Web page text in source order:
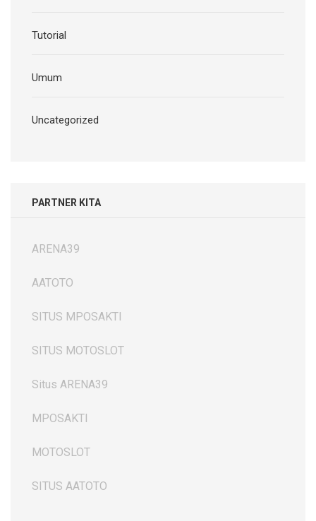
Tutorial
Umum
Uncategorized
PARTNER KITA
ARENA39
AATOTO
SITUS MPOSAKTI
SITUS MOTOSLOT
Situs ARENA39
MPOSAKTI
MOTOSLOT
SITUS AATOTO